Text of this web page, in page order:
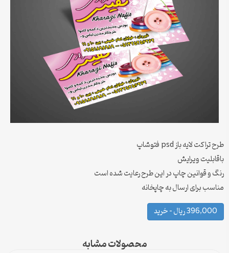
طرح تراکت لایه باز psd فتوشاپ
باقابلیت ویرایش
رنگ و قوانین چاپ در این طرح رعایت شده است
مناسب برای ارسال به چاپخانه
396,000 ریال – خرید
محصولات مشابه